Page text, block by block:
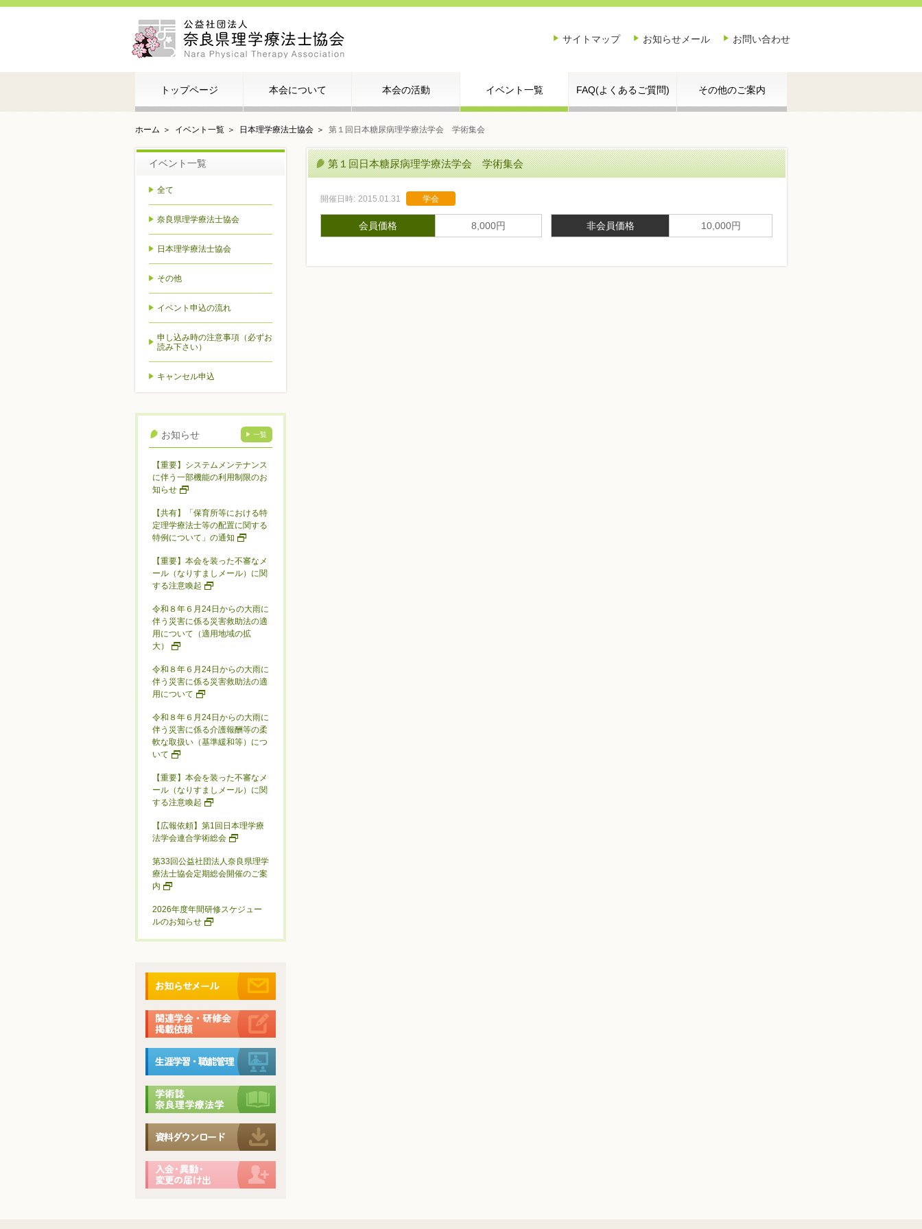
お問い合わせ
お知らせメール
サイトマップ
トップページ 本会について 本会の活動 イベント一覧 FAQ(よくあるご質問) その他のご案内
ホーム イベント一覧 日本理学療法士協会 第１回日本糖尿病理学療法学会 学術集会
第１回日本糖尿病理学療法学会 学術集会
開催日時: 2015.01.31 学会
会員価格 8,000円 非会員価格 10,000円
イベント一覧
全て
奈良県理学療法士協会
日本理学療法士協会
その他
イベント申込の流れ
申し込み時の注意事項（必ずお
読み下さい）
キャンセル申込
お知らせ 一覧
【重要】システムメンテナンス
に伴う一部機能の利用制限のお
知らせ
【共有】「保育所等における特
定理学療法士等の配置に関する
特例について」の通知
【重要】本会を装った不審なメ
ール（なりすましメール）に関
する注意喚起
令和８年６月24日からの大雨に
伴う災害に係る災害救助法の適
用について（適用地域の拡
大）
令和８年６月24日からの大雨に
伴う災害に係る災害救助法の適
用について
令和８年６月24日からの大雨に
伴う災害に係る介護報酬等の柔
軟な取扱い（基準緩和等）につ
いて
【重要】本会を装った不審なメ
ール（なりすましメール）に関
する注意喚起
【広報依頼】第1回日本理学療
法学会連合学術総会
第33回公益社団法人奈良県理学
療法士協会定期総会開催のご案
内
2026年度年間研修スケジュー
ルのお知らせ